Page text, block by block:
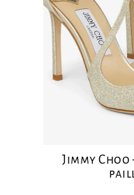
Jimmy